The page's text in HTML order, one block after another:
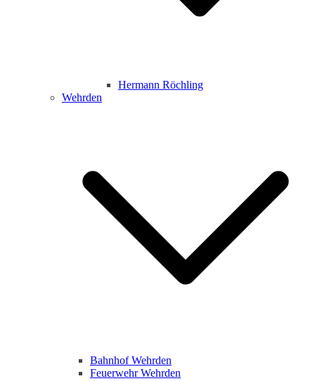
Hermann Röchling
Wehrden
Bahnhof Wehrden
Feuerwehr Wehrden